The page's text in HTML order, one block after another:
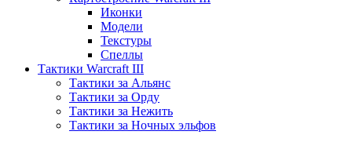
Иконки
Модели
Текстуры
Спеллы
Тактики Warcraft III
Тактики за Альянс
Тактики за Орду
Тактики за Нежить
Тактики за Ночных эльфов